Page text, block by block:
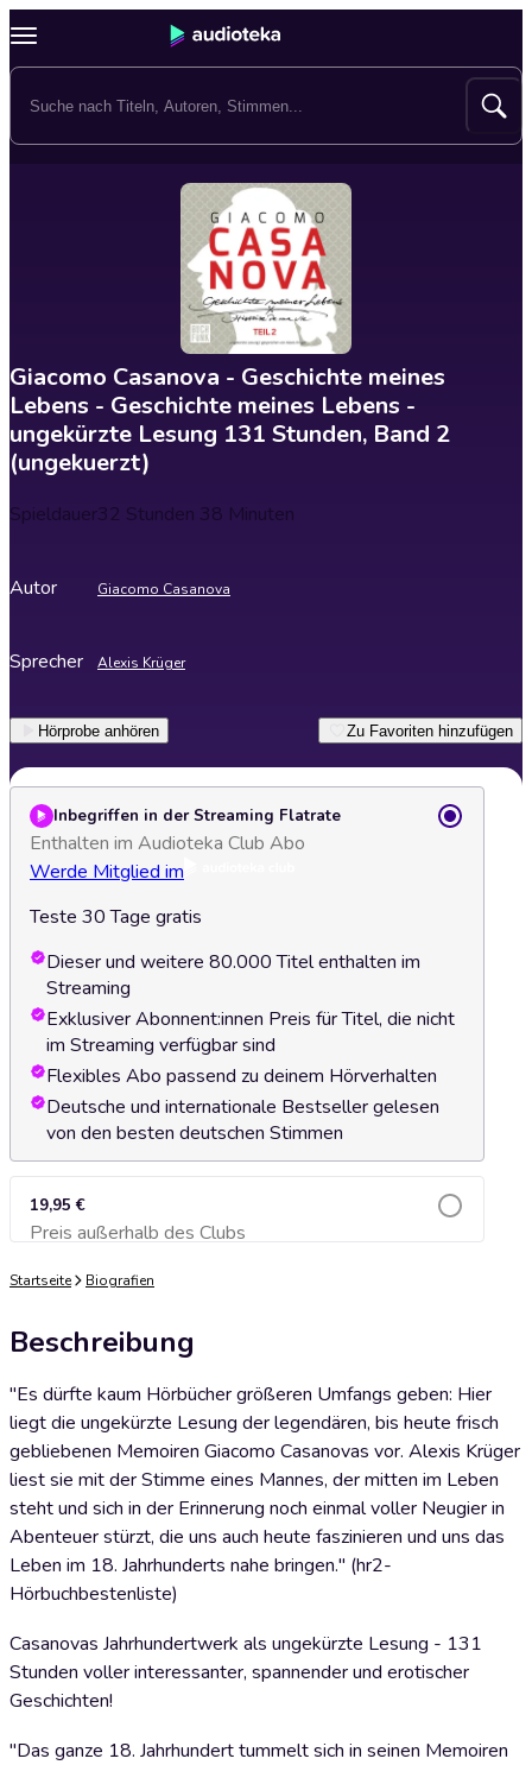
Giacomo Casanova - Geschichte meines
Lebens - Geschichte meines Lebens -
ungekürzte Lesung 131 Stunden, Band 2
(ungekuerzt)
Spieldauer32 Stunden 38 Minuten
Autor Giacomo Casanova
Sprecher Alexis Krüger
Hörprobe anhören Zu Favoriten hinzufügen
Inbegriffen in der Streaming Flatrate
Enthalten im Audioteka Club Abo
Werde Mitglied im
Teste 30 Tage gratis
Dieser und weitere 80.000 Titel enthalten im
Streaming
Exklusiver Abonnent:innen Preis für Titel, die nicht
im Streaming verfügbar sind
Flexibles Abo passend zu deinem Hörverhalten
Deutsche und internationale Bestseller gelesen
von den besten deutschen Stimmen
19,95 €
Preis außerhalb des ClubsZum Warenkorb hinzufügen
Startseite Biografien
Beschreibung
"Es dürfte kaum Hörbücher größeren Umfangs geben: Hier
liegt die ungekürzte Lesung der legendären, bis heute frisch
gebliebenen Memoiren Giacomo Casanovas vor. Alexis Krüger
liest sie mit der Stimme eines Mannes, der mitten im Leben
steht und sich in der Erinnerung noch einmal voller Neugier in
Abenteuer stürzt, die uns auch heute faszinieren und uns das
Leben im 18. Jahrhunderts nahe bringen." (hr2-
Hörbuchbestenliste)
Casanovas Jahrhundertwerk als ungekürzte Lesung - 131
Stunden voller interessanter, spannender und erotischer
Geschichten!
"Das ganze 18. Jahrhundert tummelt sich in seinen Memoiren